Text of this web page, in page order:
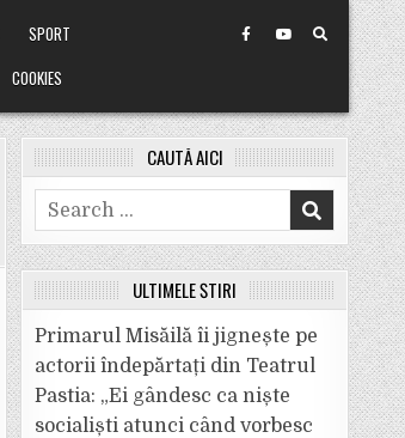
SPORT
COOKIES
CAUTĂ AICI
Search
for:
ULTIMELE ȘTIRI
Primarul Misăilă îi jignește pe
actorii îndepărtați din Teatrul
Pastia: „Ei gândesc ca niște
socialiști atunci când vorbesc